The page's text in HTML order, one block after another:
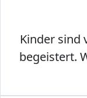
Kinder sind
begeistert.